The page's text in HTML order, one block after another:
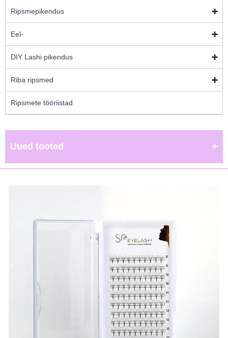
Ripsmepikendus
Eel-
DIY Lashi pikendus
Riba ripsmed
Ripsmete tööriistad
Uued tooted